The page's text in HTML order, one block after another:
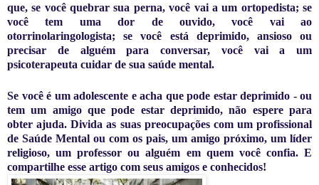
que, se você quebrar sua perna, você vai a um ortopedista; se
você tem uma dor de ouvido, você vai ao
otorrinolaringologista; se você está deprimido, ansioso ou
precisar de alguém para conversar, você vai a um
psicoterapeuta cuidar de sua saúde mental.
Se você é um adolescente e acha que pode estar deprimido - ou
tem um amigo que pode estar deprimido, não espere para
obter ajuda. Divida as suas preocupações com um profissional
de Saúde Mental ou com os pais, um amigo próximo, um líder
religioso, um professor ou alguém em quem você confia. E
compartilhe esse artigo com seus amigos e conhecidos!